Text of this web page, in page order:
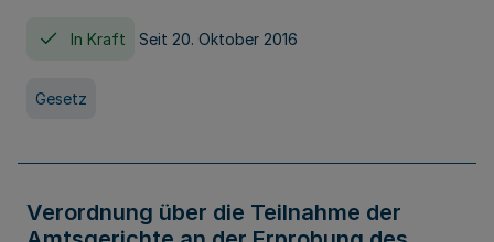
In Kraft Seit 20. Oktober 2016
Gesetz
Verordnung über die Teilnahme der